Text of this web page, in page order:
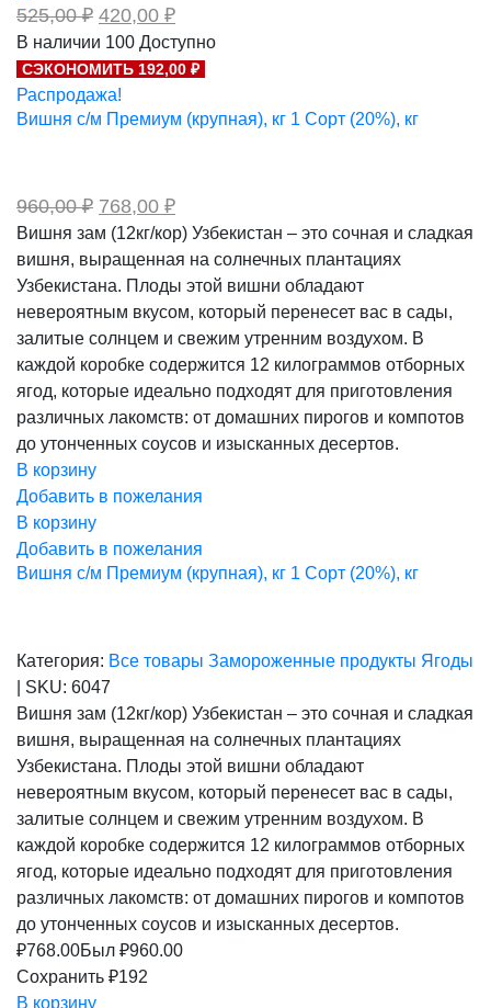
525,00₽ Первоначальная
цена
составляла
525,00 ₽.
420,00 ₽Текущая
420,00 ₽.
В наличии 100 Доступно
СЭКОНОМИТЬ 192,00 ₽
Распродажа!
Вишня с/м Премиум (крупная), кг 1 Сорт (20%), кг
960,00₽ Первоначальная
цена
составляла
960,00 ₽.
768,00 ₽Текущая
цена:
768,00 ₽.
Вишня зам (12кг/кор) Узбекистан – это сочная и сладкая
вишня, выращенная на солнечных плантациях
Узбекистана. Плоды этой вишни обладают
невероятным вкусом, который перенесет вас в сады,
залитые солнцем и свежим утренним воздухом. В
каждой коробке содержится 12 килограммов отборных
ягод, которые идеально подходят для приготовления
различных лакомств: от домашних пирогов и компотов
до утонченных соусов и изысканных десертов.
В корзину
Добавить в пожелания
В корзину
Добавить в пожелания
Вишня с/м Премиум (крупная), кг 1 Сорт (20%), кг
Категория: Все товары Замороженные продукты Ягоды
SKU: 6047
Вишня зам (12кг/кор) Узбекистан – это сочная и сладкая
вишня, выращенная на солнечных плантациях
Узбекистана. Плоды этой вишни обладают
невероятным вкусом, который перенесет вас в сады,
залитые солнцем и свежим утренним воздухом. В
каждой коробке содержится 12 килограммов отборных
ягод, которые идеально подходят для приготовления
различных лакомств: от домашних пирогов и компотов
до утонченных соусов и изысканных десертов.
₽768.00Был ₽960.00
Сохранить ₽192
В корзину